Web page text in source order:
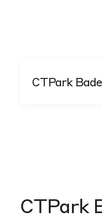
CTPark
CTPark